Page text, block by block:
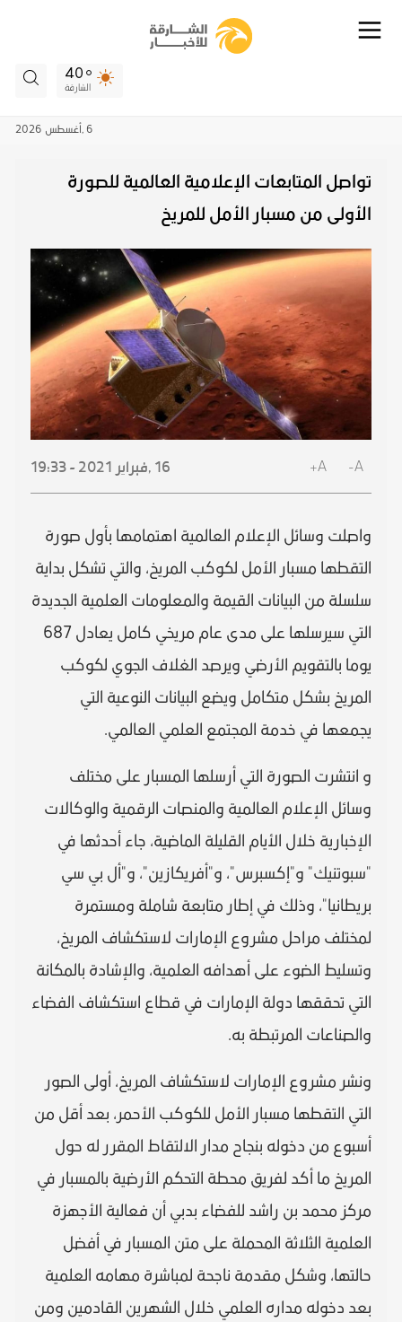
40
الشارقة
6 , أغسطس 2026
تواصل المتابعات الإعلامية العالمية للصورة
الأولى من مسبار الأمل للمريخ
A-
A+
16 , فبراير 2021 - 19:33
واصلت وسائل الإعلام العالمية اهتمامها بأول صورة
التقطها مسبار الأمل لكوكب المريخ، والتي تشكل بداية
سلسلة من البيانات القيمة والمعلومات العلمية الجديدة
التي سيرسلها على مدى عام مريخي كامل يعادل 687
يوما بالتقويم الأرضي ويرصد الغلاف الجوي لكوكب
المريخ بشكل متكامل ويضع البيانات النوعية التي
يجمعها في خدمة المجتمع العلمي العالمي.
و انتشرت الصورة التي أرسلها المسبار على مختلف
وسائل الإعلام العالمية والمنصات الرقمية والوكالات
الإخبارية خلال الأيام القليلة الماضية، جاء أحدثها في
"سبوتنيك" و"إكسبرس"، و"أفريكازين"، و"أل بي سي
بريطانيا"، وذلك في إطار متابعة شاملة ومستمرة
لمختلف مراحل مشروع الإمارات لاستكشاف المريخ،
وتسليط الضوء على أهدافه العلمية، والإشادة بالمكانة
التي تحققها دولة الإمارات في قطاع استكشاف الفضاء
والصناعات المرتبطة به.
ونشر مشروع الإمارات لاستكشاف المريخ، أولى الصور
التي التقطها مسبار الأمل للكوكب الأحمر، بعد أقل من
أسبوع من دخوله بنجاح مدار الالتقاط المقرر له حول
المريخ ما أكد لفريق محطة التحكم الأرضية بالمسبار في
مركز محمد بن راشد للفضاء بدبي أن فعالية الأجهزة
العلمية الثلاثة المحملة على متن المسبار في أفضل
حالتها، وشكل مقدمة ناجحة لمباشرة مهامه العلمية
بعد دخوله مداره العلمي خلال الشهرين القادمين ومن